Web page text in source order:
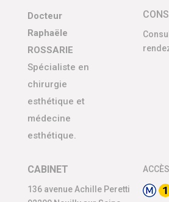
Docteur
Raphaële
ROSSARIE
Spécialiste en
chirurgie
esthétique et
médecine
esthétique.
CABINET
136 avenue Achille Peretti
ACCÈS